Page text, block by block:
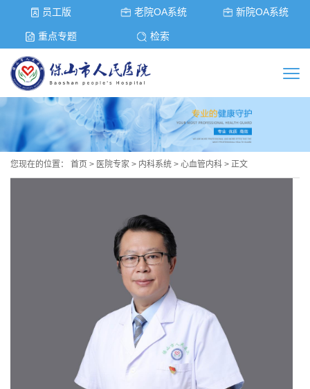
员工版 老院OA系统 新院OA系统
重点专题 检索
您现在的位置： 首页 > 医院专家 > 内科系统 > 心血管内科 > 正文